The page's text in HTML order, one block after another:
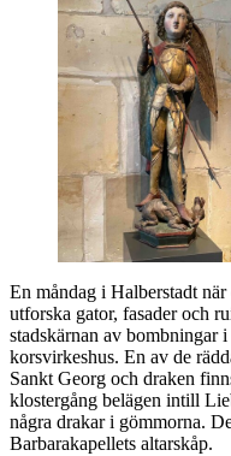
En måndag i Halberstadt när
utforska gator, fasader och
stadskärnan av bombningar
korsvirkeshus. En av de
Sankt Georg och draken
klostergång belägen intill
några drakar i gömmorna.
Barbarakapellets altarskåp.